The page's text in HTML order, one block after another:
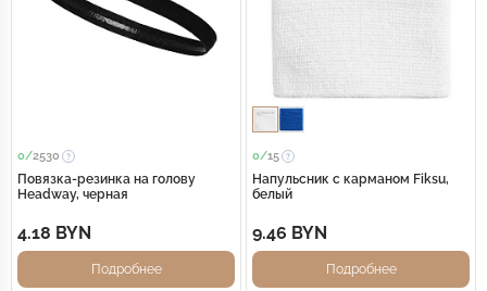
0/2530
Повязка-резинка на голову
Headway, черная
4.18 BYN
Подробнее
0/15
Напульсник с карманом Fiksu,
белый
9.46 BYN
Подробнее